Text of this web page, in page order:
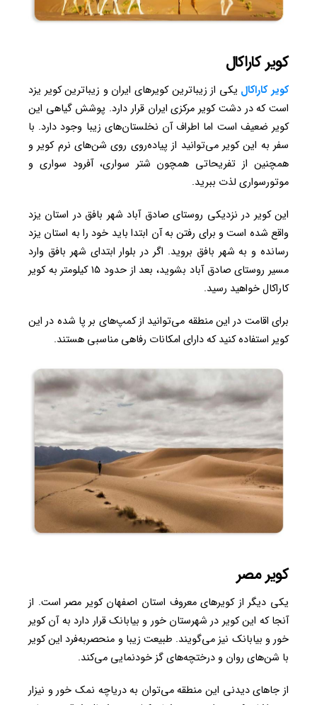
کویر کاراکال
کویر کاراکال یکی از زیباترین کویرهای ایران و زیباترین کویر یزد
است که در دشت کویر مرکزی ایران قرار دارد. پوشش گیاهی این
کویر ضعیف است اما اطراف آن نخلستان‌های زیبا وجود دارد. با
سفر به این کویر می‌توانید از پیاده‌روی روی شن‌های نرم کویر و
همچنین از تفریحاتی همچون شتر سواری، آفرود سواری و
موتورسواری لذت ببرید.
این کویر در نزدیکی روستای صادق آباد شهر بافق در استان یزد
واقع شده است و برای رفتن به آن ابتدا باید خود را به استان یزد
رسانده و به شهر بافق بروید. اگر در بلوار ابتدای شهر بافق وارد
مسیر روستای صادق آباد بشوید، بعد از حدود ۱۵ کیلومتر به کویر
کاراکال خواهید رسید.
برای اقامت در این منطقه می‌توانید از کمپ‌های بر پا شده در این
کویر استفاده کنید که دارای امکانات رفاهی مناسبی هستند.
کویر مصر
یکی دیگر از کویرهای معروف استان اصفهان کویر مصر است. از
آنجا که این کویر در شهرستان خور و بیابانک قرار دارد به آن کویر
خور و بیابانک نیز می‌گویند. طبیعت زیبا و منحصربه‌فرد این کویر
با شن‌های روان و درختچه‌های گز خودنمایی می‌کند.
از جاهای دیدنی این منطقه می‌توان به دریاچه نمک خور و نیزار